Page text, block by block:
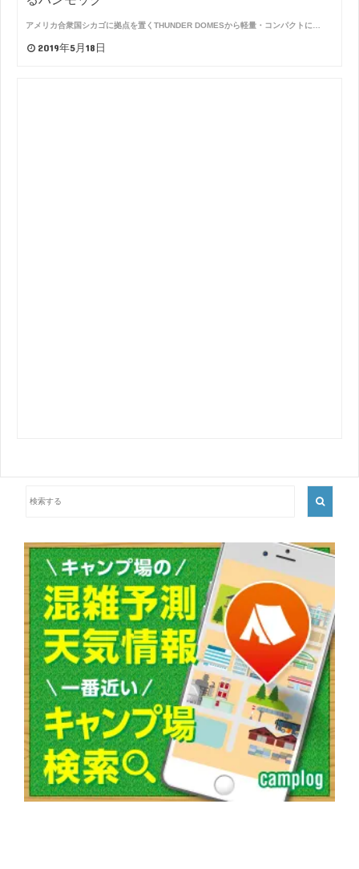
アメリカ合衆国シカゴに拠点を置くTHUNDER DOMESから軽量・コンパクトに…
2019年5月18日